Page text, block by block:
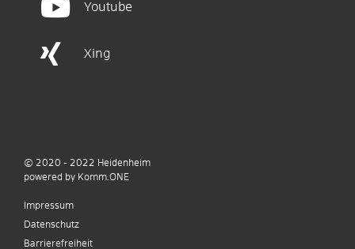
Youtube
Xing
© 2020 - 2022 Heidenheim
powered by Komm.ONE
Impressum
Datenschutz
Barrierefreiheit